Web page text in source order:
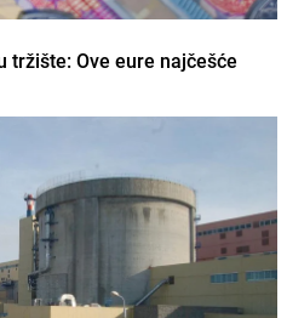
tržište: Ove eure najčešće